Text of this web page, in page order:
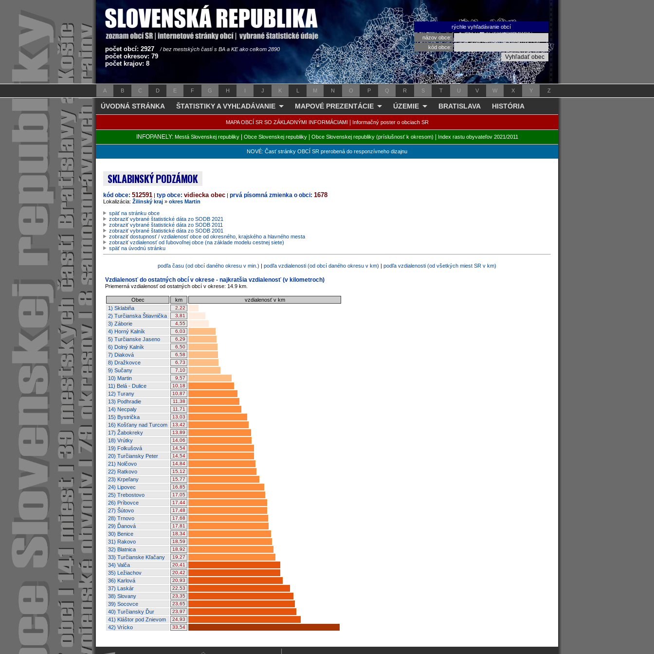
počet obcí: 2927 / bez mestských častí s BA a KE ako celkom 2890
počet okresov: 79
počet krajov: 8
rýchle vyhľadávanie obcí
názov obce:
kód obce:
A B C D E F G H I J K L M N O P Q R S T U V W X Y Z
ÚVODNÁ STRÁNKA ŠTATISTIKY A VYHĽADÁVANIE MAPOVÉ PREZENTÁCIE ÚZEMIE BRATISLAVA HISTÓRIA
MAPA OBCÍ SR SO ZÁKLADNÝMI INFORMÁCIAMI Informačný poster o obciach SR
INFOPANELY: Mestá Slovenskej republiky| Obce Slovenskej republiky| Obce Slovenskej republiky (príslušnosť k okresom) Index rastu obyvateľov 2021/2011
NOVÉ: Časť stránky OBCÍ SR prerobená do responzívneho dizajnu
SKLABINSKÝ PODZÁMOK
kód obce: 512591 | typ obce: vidiecka obec | prvá písomná zmienka o obci: 1678
Lokalizácia: Žilinský kraj » okres Martin
späť na stránku obce
zobraziť vybrané štatistické dáta zo SODB 2021
zobraziť vybrané štatistické dáta zo SODB 2011
zobraziť vybrané štatistické dáta zo SODB 2001
zobraziť dostupnosť / vzdialenosť obce od okresného, krajského a hlavného mesta
zobraziť vzdialenosť od ľubovoľnej obce (na základe modelu cestnej siete)
späť na úvodnú stránku
podľa času (od obcí daného okresu v min.) | podľa vzdialenosti (od obcí daného okresu v km) | podľa vzdialenosti (od všetkých miest SR v km)
Vzdialenosť do ostatných obcí v okrese - najkratšia vzdialenosť (v kilometroch)
Priemerná vzdialenosť od ostatných obcí v okrese: 14.9 km.
Obec km
vzdialenosť v km
1) Sklabiňa
2,22
2) Turčianska Štiavnička 3,81
3) Záborie 4,55
4) Horný Kalník 6,03
5) Turčianske Jaseno 6,29
6) Dolný Kalník 6,50
7) Diaková 6,58
8) Dražkovce 6,73
9) Sučany 7,10
10) Martin 9,57
11) Belá - Dulice 10,18
12) Turany 10,87
13) Podhradie 11,38
14) Necpaly 11,71
15) Bystrička 13,03
16) Košťany nad Turcom 13,42
17) Žabokreky 13,89
18) Vrútky 14,06
19) Folkušová 14,54
20) Turčiansky Peter 14,54
21) Nolčovo 14,84
22) Ratkovo 15,12
23) Krpeľany 15,77
24) Lipovec 16,85
25) Trebostovo 17,05
26) Príbovce 17,44
27) Šútovo 17,48
28) Trnovo 17,68
29) Ďanová 17,81
30) Benice 18,34
31) Rakovo 18,59
32) Blatnica 18,92
33) Turčianske Kľačany 19,27
34) Valča 20,41
35) Ležiachov 20,42
36) Karlová 20,93
37) Laskár 22,53
38) Slovany 23,35
39) Socovce 23,65
40) Turčiansky Ďur 23,97
41) Kláštor pod Znievom 24,93
42) Vrícko 33,54